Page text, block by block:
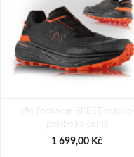
VM Footwear BREST outdoor
polobotka černá
1 699,00 Kč